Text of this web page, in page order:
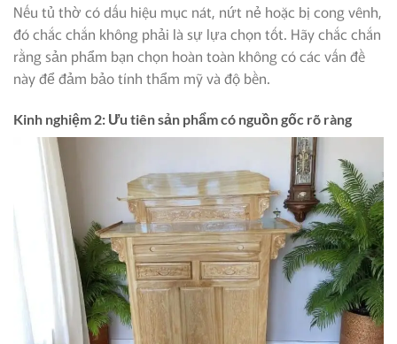
Nếu tủ thờ có dấu hiệu mục nát, nứt nẻ hoặc bị cong vênh,
đó chắc chắn không phải là sự lựa chọn tốt. Hãy chắc chắn
rằng sản phẩm bạn chọn hoàn toàn không có các vấn đề
này để đảm bảo tính thẩm mỹ và độ bền.
Kinh nghiệm 2: Ưu tiên sản phẩm có nguồn gốc rõ ràng